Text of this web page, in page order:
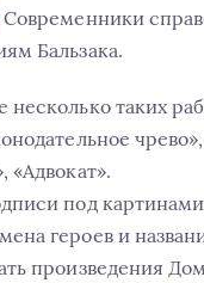
Современники
Бальзака.
несколько таких
«Адвокат».
под картинами
героев и
произведения